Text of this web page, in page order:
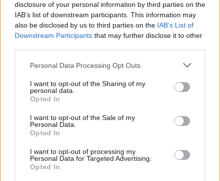
disclosure of your personal information by third parties on the
IAB’s list of downstream participants. This information may
also be disclosed by us to third parties on the IAB’s List of
Downstream Participants that may further disclose it to other
Personal Data Processing Opt Outs
I want to opt-out of the Sharing of my
personal data.
Opted In
I want to opt-out of the Sale of my
Personal Data.
Opted In
I want to opt-out of processing my
Personal Data for Targeted Advertising.
Opted In
2026. augusztus 06., csütörtök
Villamosenergia-válság
enyhítéséről szóló intézkedéseket
fogatott el a kormány